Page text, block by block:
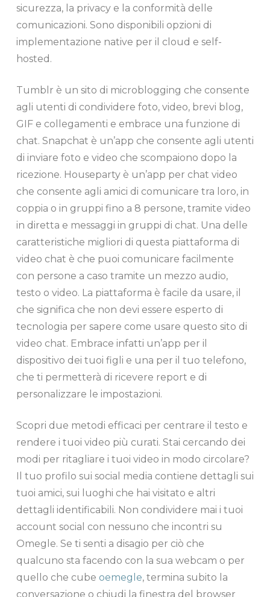
sicurezza, la privacy e la conformità delle
comunicazioni. Sono disponibili opzioni di
implementazione native per il cloud e self-
hosted.
Tumblr è un sito di microblogging che consente
agli utenti di condividere foto, video, brevi blog,
GIF e collegamenti e embrace una funzione di
chat. Snapchat è un’app che consente agli utenti
di inviare foto e video che scompaiono dopo la
ricezione. Houseparty è un’app per chat video
che consente agli amici di comunicare tra loro, in
coppia o in gruppi fino a 8 persone, tramite video
in diretta e messaggi in gruppi di chat. Una delle
caratteristiche migliori di questa piattaforma di
video chat è che puoi comunicare facilmente
con persone a caso tramite un mezzo audio,
testo o video. La piattaforma è facile da usare, il
che significa che non devi essere esperto di
tecnologia per sapere come usare questo sito di
video chat. Embrace infatti un’app per il
dispositivo dei tuoi figli e una per il tuo telefono,
che ti permetterà di ricevere report e di
personalizzare le impostazioni.
Scopri due metodi efficaci per centrare il testo e
rendere i tuoi video più curati. Stai cercando dei
modi per ritagliare i tuoi video in modo circolare?
Il tuo profilo sui social media contiene dettagli sui
tuoi amici, sui luoghi che hai visitato e altri
dettagli identificabili. Non condividere mai i tuoi
account social con nessuno che incontri su
Omegle. Se ti senti a disagio per ciò che
qualcuno sta facendo con la sua webcam o per
quello che cube oemegle, termina subito la
conversazione o chiudi la finestra del browser